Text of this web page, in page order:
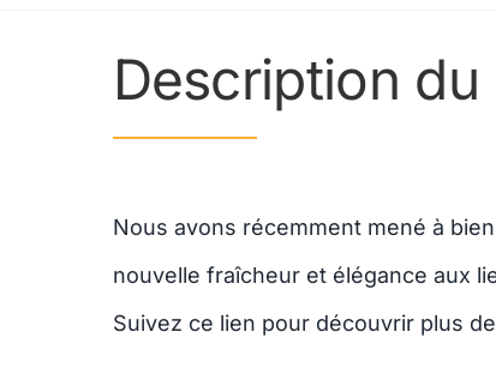
Description
Nous avons récemment mené à
nouvelle fraîcheur et élégance aux
Suivez ce lien pour découvrir plus